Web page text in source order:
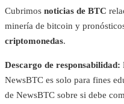
Cubrimos noticias de BTC
minería de bitcoin y
criptomonedas.
Descargo de responsabilidad:
NewsBTC es solo para fines
de NewsBTC sobre si debe